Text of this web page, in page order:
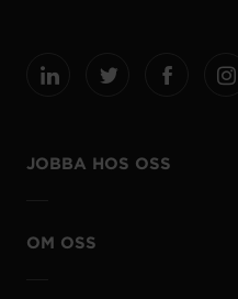
JOBBA HOS OSS
OM OSS